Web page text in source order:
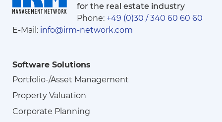
for the real estate industry
Phone: +49 (0)30 / 340 60 60 60
E-Mail: info@irm-network.com
Software Solutions
Portfolio-/Asset Management
Property Valuation
Corporate Planning